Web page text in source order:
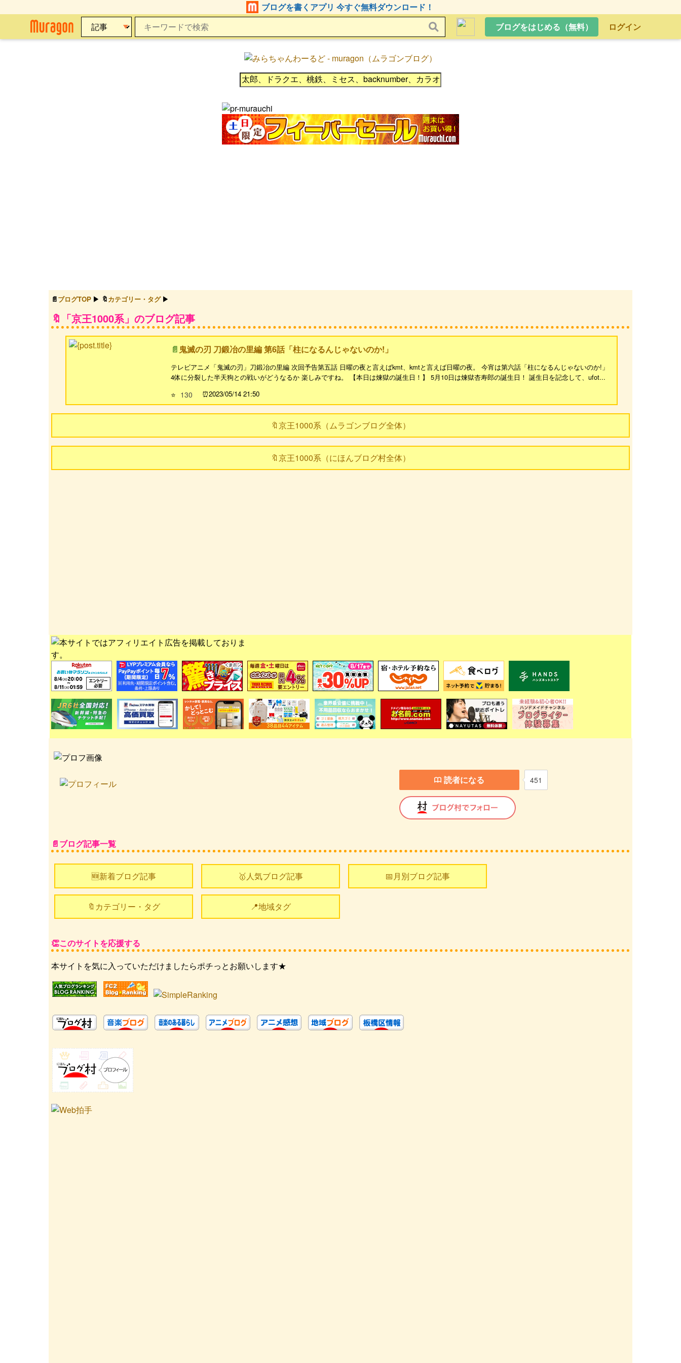
ブログを書くアプリ 今すぐ無料ダウンロード！
ブログをはじめる（無料）
ログイン
ブログTOP カテゴリー・タグ
「京王1000系」のブログ記事
鬼滅の刃 刀鍛冶の里編 第6話「柱になるんじゃないのか!」
テレビアニメ「鬼滅の刃」刀鍛冶の里編 次回予告第五話 日曜の夜と言えばkmt、kmtと言えば日曜の夜。 今宵は第六話「柱になるんじゃないのか!」
4体に分裂した半天狗との戦いがどうなるか 楽しみですね。 【本日は煉󠄁獄の誕生日！】 5月10日は煉󠄁獄杏寿郎の誕生日！ 誕生日を記念して、ufot...
⭐ 130 2023/05/14 21:50
🔖京王1000系（ムラゴンブログ全体）
🔖京王1000系（にほんブログ村全体）
読者になる 451
ブログ記事一覧
🆕新着ブログ記事 🥇人気ブログ記事 📅月別ブログ記事
🔖カテゴリー・タグ 📍地域タグ
このサイトを応援する
本サイトを気に入っていただけましたらポチっとお願いします★